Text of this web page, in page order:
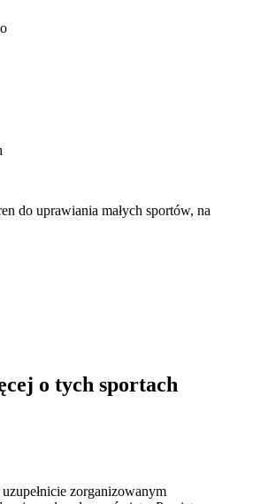
do uprawiania małych sportów, na
o tych sportach
zorganizowanym